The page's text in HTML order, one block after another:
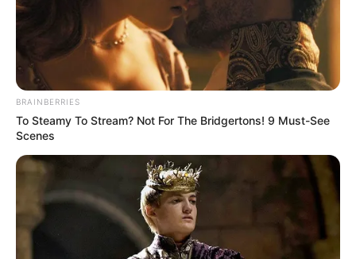
BRAINBERRIES
To Steamy To Stream? Not For The Bridgertons! 9 Must-See
Scenes